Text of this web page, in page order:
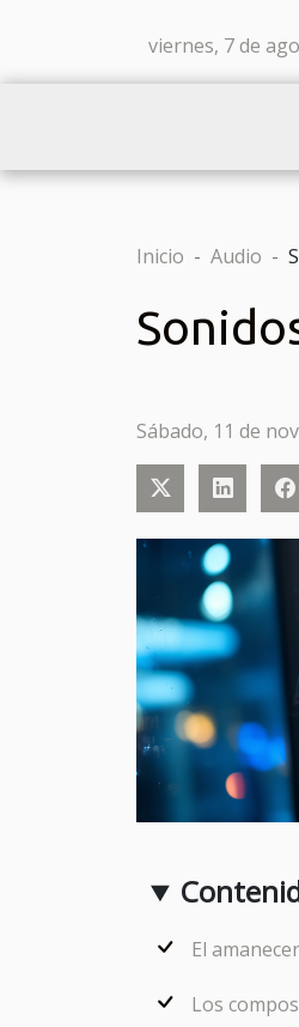
viernes, 7 de
Inicio Audio
Sábado, 11 de
El
Los